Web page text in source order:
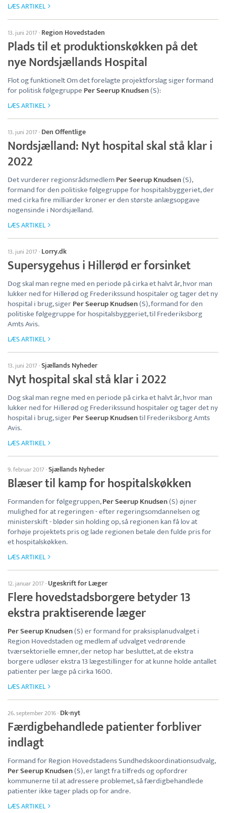
LÆS ARTIKEL
13. juni 2017· Region Hovedstaden
Plads til et produktionskøkken på det
nye Nordsjællands Hospital
Flot og funktionelt Om det forelagte projektforslag siger formand
for politisk følgegruppe Per Seerup Knudsen(S):
LÆS ARTIKEL
13. juni 2017· Den Offentlige
Nordsjælland: Nyt hospital skal stå klar i
2022
Det vurderer regionsrådsmedlemPer Seerup Knudsen(S),
formand for den politiske følgegruppe for hospitalsbyggeriet, der
med cirka fire milliarder kroner er den største anlægsopgave
nogensinde i Nordsjælland.
LÆS ARTIKEL
13. juni 2017· Lorry.dk
Supersygehus i Hillerød er forsinket
Dog skal man regne med en periode på cirka et halvt år, hvor man
lukker ned for Hillerød og Frederikssund hospitaler og tager det ny
hospital i brug, sigerPer Seerup Knudsen(S), formand for den
politiske følgegruppe for hospitalsbyggeriet, til Frederiksborg
Amts Avis.
LÆS ARTIKEL
13. juni 2017·Sjællands Nyheder
Nyt hospital skal stå klar i 2022
Dog skal man regne med en periode på cirka et halvt år, hvor man
lukker ned for Hillerød og Frederikssund hospitaler og tager det ny
hospital i brug, sigerPer Seerup Knudsentil Frederiksborg Amts
Avis.
LÆS ARTIKEL
9. februar 2017·Sjællands Nyheder
Blæser til kamp for hospitalskøkken
Formanden for følgegruppen,Per Seerup Knudsen(S) øjner
mulighed for at regeringen - efter regeringsomdannelsen og
ministerskift - bløder sin holding op, så regionen kan få lov at
forhøje projektets pris og lade regionen betale den fulde pris for
et hospitalskøkken.
LÆS ARTIKEL
12. januar 2017· Ugeskrift for Læger
Flere hovedstadsborgere betyder 13
ekstra praktiserende læger
Per Seerup Knudsen(S) er formand for praksisplanudvalget i
Region Hovedstaden og medlem af udvalget vedrørende
tværsektorielle emner, der netop har besluttet, at de ekstra
borgere udløser ekstra 13 lægestillinger for at kunne holde antallet
patienter per læge på cirka 1600.
LÆS ARTIKEL
26. september 2016· Dk-nyt
Færdigbehandlede patienter forbliver
indlagt
Formand for Region Hovedstadens Sundhedskoordinationsudvalg,
Per Seerup Knudsen(S), er langt fra tilfreds og opfordrer
kommunerne til at adressere problemet, så færdigbehandlede
patienter ikke tager plads op for andre.
LÆS ARTIKEL